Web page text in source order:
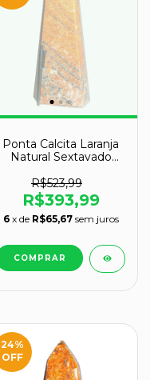
Ponta Calcita Laranja
Natural Sextavado
R$523,99
R$393,99
6 x de R$65,67 sem juros
24%
OFF